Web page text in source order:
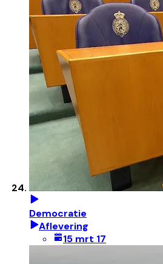
Democratie
Aflevering
15 mrt 17